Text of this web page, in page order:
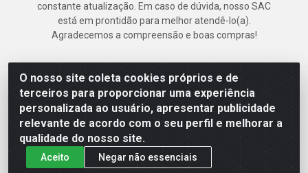
O nosso site coleta cookies próprios e de
terceiros para proporcionar uma experiência
personalizada ao usuário, apresentar publicidade
relevante de acordo com o seu perfil e melhorar a
qualidade do nosso site.
Aceito Negar não essenciais
constante atualização. Em caso de dúvida, nosso SAC
está em prontidão para melhor atendê-lo(a).
Agradecemos a compreensão e boas compras!
Deskontão Atacado - Av. Marechal Mascarenhas de Morais, 2471 -
Imbiribeira - Recife/PE - CEP 51.150-001 - CNPJ 24.150.377/0003-
57